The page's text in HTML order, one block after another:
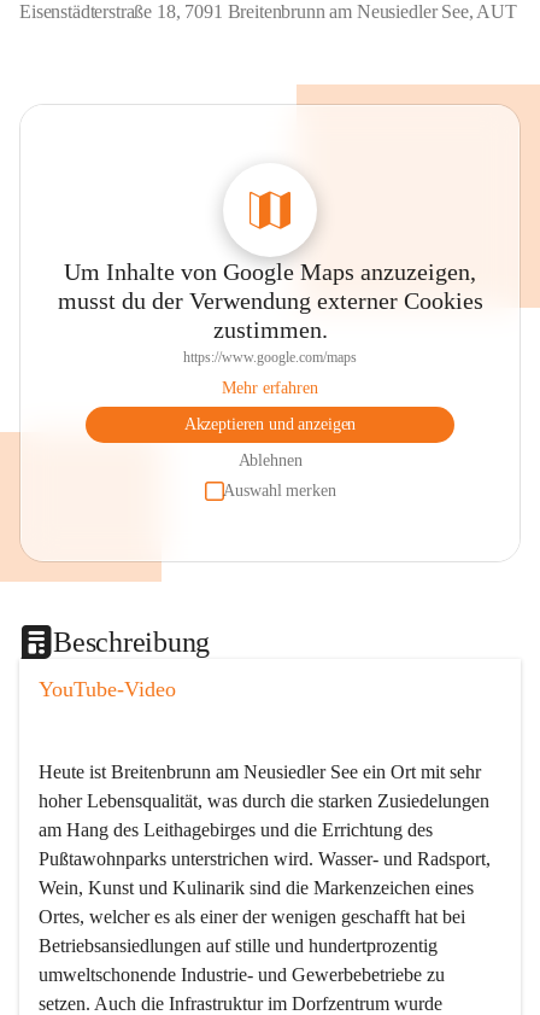
Eisenstädterstraße 18, 7091 Breitenbrunn am Neusiedler See, AUT
Um Inhalte von Google Maps anzuzeigen,
musst du der Verwendung externer Cookies
zustimmen.
https://www.google.com/maps
Mehr erfahren
Akzeptieren und anzeigen
Ablehnen
Auswahl merken
Beschreibung
YouTube-Video
Heute ist Breitenbrunn am Neusiedler See ein Ort mit sehr
hoher Lebensqualität, was durch die starken Zusiedelungen
am Hang des Leithagebirges und die Errichtung des
Pußtawohnparks unterstrichen wird. Wasser- und Radsport,
Wein, Kunst und Kulinarik sind die Markenzeichen eines
Ortes, welcher es als einer der wenigen geschafft hat bei
Betriebsansiedlungen auf stille und hundertprozentig
umweltschonende Industrie- und Gewerbebetriebe zu
setzen. Auch die Infrastruktur im Dorfzentrum wurde